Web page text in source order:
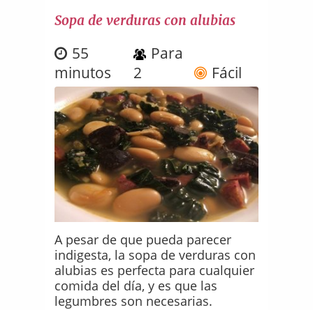
Sopa de verduras con alubias
55
minutos
Para
2
Fácil
A pesar de que pueda parecer
indigesta, la sopa de verduras con
alubias es perfecta para cualquier
comida del día, y es que las
legumbres son necesarias.